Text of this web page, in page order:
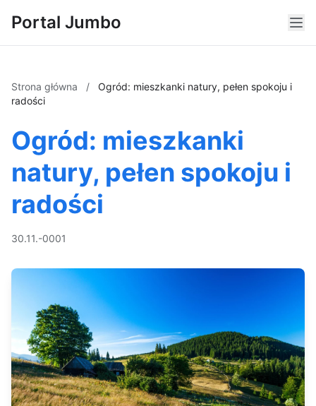
Portal Jumbo
Strona główna /
Ogród: mieszkanki natury, pełen spokoju i
radości
Ogród: mieszkanki
natury, pełen spokoju i
radości
30.11.-0001